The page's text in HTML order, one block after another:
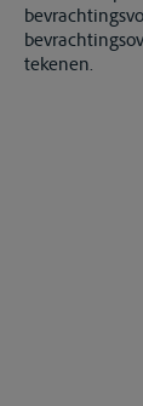
tekenen.